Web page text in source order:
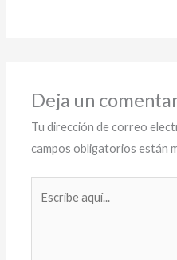
Deja un
Tu dirección de correo
campos obligatorios están